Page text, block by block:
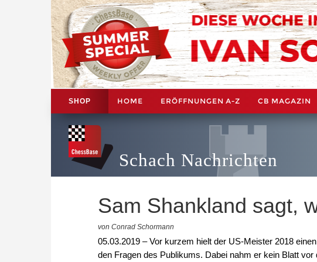
SHOP HOME ERÖFFNUNGEN A-Z CB MAGAZIN
Schach Nachrichten
Sam Shankland sagt,
von Conrad Schormann
05.03.2019 – Vor kurzem hielt der US-Meister 2018
den Fragen des Publikums. Dabei nahm er kein Blatt